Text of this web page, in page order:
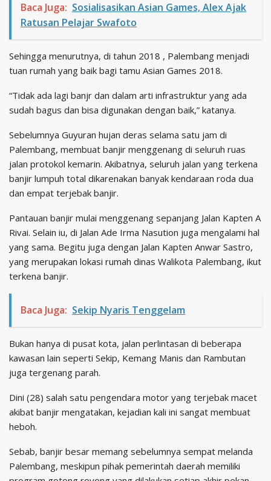
Baca Juga: Sosialisasikan Asian Games, Alex Ajak
Ratusan Pelajar Swafoto
Sehingga menurutnya, di tahun 2018 , Palembang menjadi
tuan rumah yang baik bagi tamu Asian Games 2018.
“Tidak ada lagi banjr dan dalam arti infrastruktur yang ada
sudah bagus dan bisa digunakan dengan baik,” katanya.
Sebelumnya Guyuran hujan deras selama satu jam di
Palembang, membuat banjir menggenang di seluruh ruas
jalan protokol kemarin. Akibatnya, seluruh jalan yang terkena
banjir lumpuh total dikarenakan banyak kendaraan roda dua
dan empat terjebak banjir.
Pantauan banjir mulai menggenang sepanjang Jalan Kapten A
Rivai. Selain iu, di Jalan Ade Irma Nasution juga mengalami hal
yang sama. Begitu juga dengan Jalan Kapten Anwar Sastro,
yang merupakan lokasi rumah dinas Walikota Palembang, ikut
terkena banjir.
Baca Juga: Sekip Nyaris Tenggelam
Bukan hanya di pusat kota, jalan perlintasan di beberapa
kawasan lain seperti Sekip, Kemang Manis dan Rambutan
juga tergenang parah.
Dini (28) salah satu pengendara motor yang terjebak macet
akibat banjir mengatakan, kejadian kali ini sangat membuat
heboh.
Sebab, banjir besar memang sebelumnya sempat melanda
Palembang, meskipun pihak pemerintah daerah memiliki